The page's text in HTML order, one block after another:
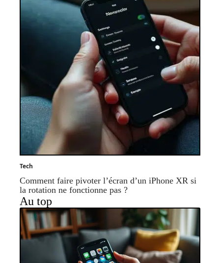
Tech
Comment faire pivoter l’écran d’un iPhone XR si
la rotation ne fonctionne pas ?
Au top